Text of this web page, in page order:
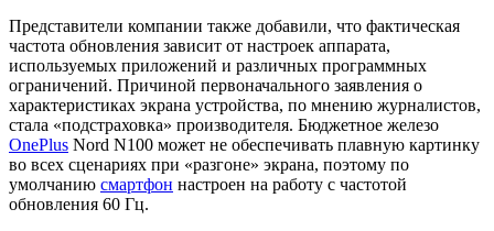
Представители компании также добавили, что фактическая
частота обновления зависит от настроек аппарата,
используемых приложений и различных программных
ограничений. Причиной первоначального заявления о
характеристиках экрана устройства, по мнению журналистов,
стала «подстраховка» производителя. Бюджетное железо
OnePlus Nord N100 может не обеспечивать плавную картинку
во всех сценариях при «разгоне» экрана, поэтому по
умолчанию смартфон настроен на работу с частотой
обновления 60 Гц.